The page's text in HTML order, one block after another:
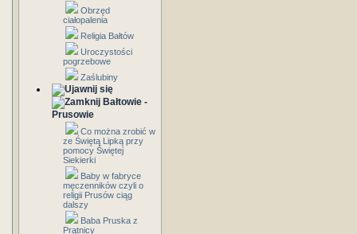
Obrzęd
ciałopalenia
Religia Bałtów
Uroczystości
pogrzebowe
Zaślubiny
Bałtowie -
Prusowie
Co można zrobić w
ze Świętą Lipką przy
pomocy Świętej
Siekierki
Baby w fabryce
męczenników czyli o
religii Prusów ciąg
dalszy
Baba Pruska z
Prątnicy